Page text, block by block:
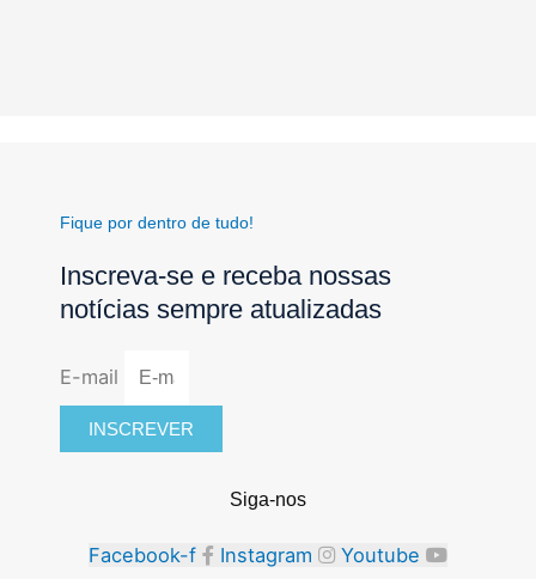
Fique por dentro de tudo!
Inscreva-se e receba nossas
notícias sempre atualizadas
E-mail
INSCREVER
Siga-nos
Facebook-f Instagram Youtube